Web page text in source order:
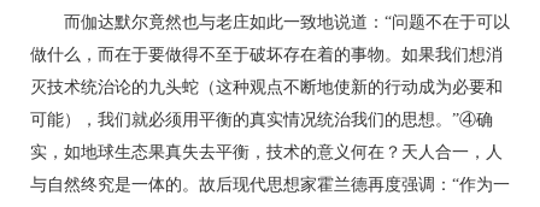
而伽达默尔竟然也与老庄如此一致地说道：“问题不在于可以
做什么，而在于要做得不至于破坏存在着的事物。如果我们想消
灭技术统治论的九头蛇（这种观点不断地使新的行动成为必要和
可能），我们就必须用平衡的真实情况统治我们的思想。”④确
实，如地球生态果真失去平衡，技术的意义何在？天人合一，人
与自然终究是一体的。故后现代思想家霍兰德再度强调：“作为一